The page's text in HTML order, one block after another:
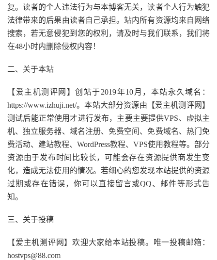
复。读者的个人违法行为与本博客无关，读者个人行为触犯
法律带来的后果由读者自己承担。站内所有资源均来自网络
搜索，若无意侵犯到您的权利，请及时与我们联系，我们将
在48小时内删除侵权内容！
二、关于本站
【爱主机测评网】创站于2019年10 月，本站永久域名：
https://www.izhuji.net/。本站大部分资源由【爱主机测评网】
测试后能正常使用才进行发布，主要主要提供VPS、虚拟主
机、独立服务器、域名注册、免费空间、免费域名、热门免
费活动、建站教程、 WordPress教程、 VPS使用教程等。部分
资源由于发布时间比较长，可能会存在资源提供商发生变
化，造成无法使用的情况。若细心的您发现本站提供的资源
过期或存在错误，你可以直接留言或QQ、邮件等形式告
知。
三、关于投稿
【爱主机测评网】欢迎大家给本站投稿。唯一投稿邮箱：
hostvps@88.com